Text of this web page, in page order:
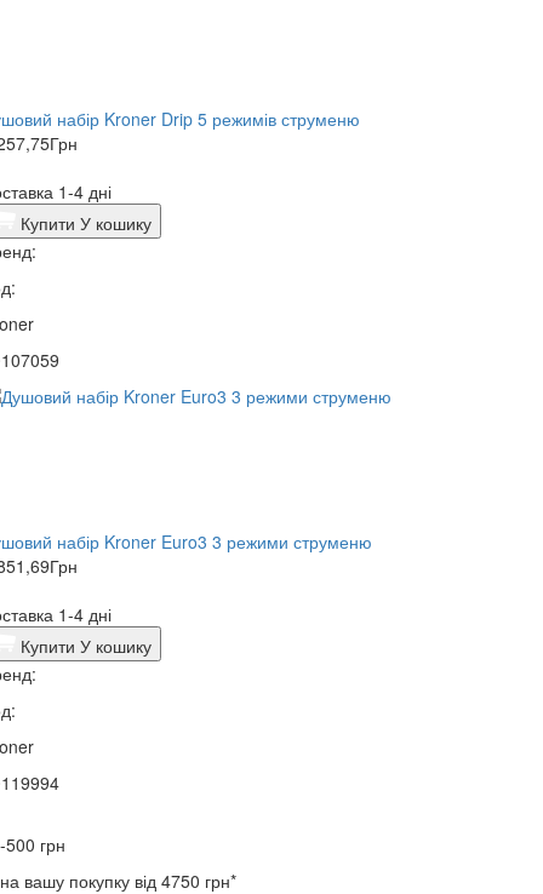
набір Kroner Drip 5 режимів струменю
Грн
1-4 дні
Купити У кошику
набір Kroner Euro3 3 режими струменю
Грн
1-4 дні
Купити У кошику
-500 грн
на вашу покупку від 4750 грн*